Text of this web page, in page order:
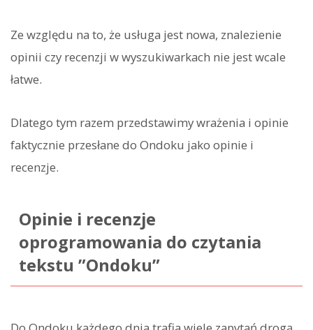
Ze względu na to, że usługa jest nowa, znalezienie
opinii czy recenzji w wyszukiwarkach nie jest wcale
łatwe.
Dlatego tym razem przedstawimy wrażenia i opinie
faktycznie przesłane do Ondoku jako opinie i
recenzje.
Opinie i recenzje
oprogramowania do czytania
tekstu ”Ondoku”